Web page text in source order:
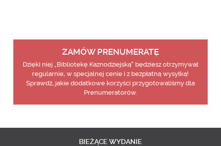
ZAMÓW PRENUMERATĘ
Dzięki niej „Bibliotekę Kaznodziejską” będziesz otrzymywał
regularnie, w specjalnej cenie i z bezpłatną wysyłką!
Sprawdź, jakie dodatkowe korzyści przygotowaliśmy dla
Prenumeratorów.
BIEŻĄCE WYDANIE